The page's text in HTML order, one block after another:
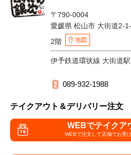
〒790-0004
愛媛県 松山市 大街道2-
2階
地図
伊予鉄道環状線 大街道駅
089-932-1988
テイクアウト＆デリバリー注文
WEBでテイクア
WEBで注文して店舗でお受